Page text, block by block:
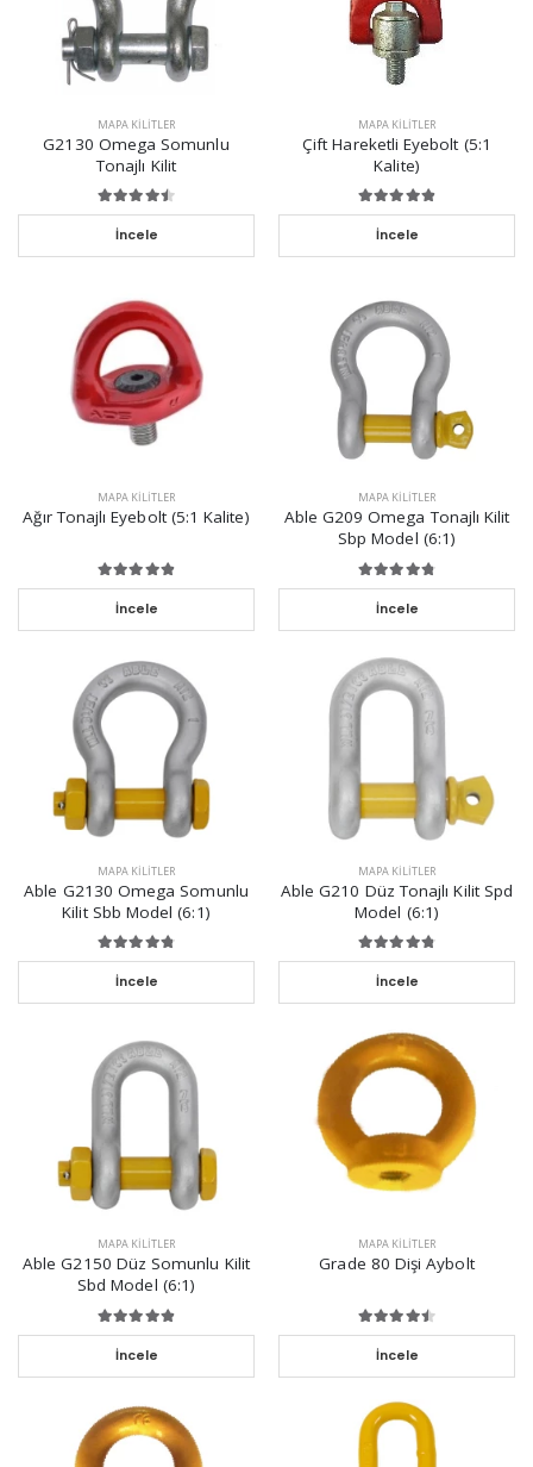
MAPA KILITLER
G2130 Omega Somunlu
Tonajlı Kilit
İncele
MAPA KILITLER
Çift Hareketli Eyebolt (5:1
Kalite)
İncele
MAPA KILITLER
Ağır Tonajlı Eyebolt (5:1 Kalite)
İncele
MAPA KILITLER
Able G209 Omega Tonajlı Kilit
Sbp Model (6:1)
İncele
MAPA KILITLER
Able G2130 Omega Somunlu
Kilit Sbb Model (6:1)
İncele
MAPA KILITLER
Able G210 Düz Tonajlı Kilit Spd
Model (6:1)
İncele
MAPA KILITLER
Able G2150 Düz Somunlu Kilit
Sbd Model (6:1)
İncele
MAPA KILITLER
Grade 80 Dişi Aybolt
İncele